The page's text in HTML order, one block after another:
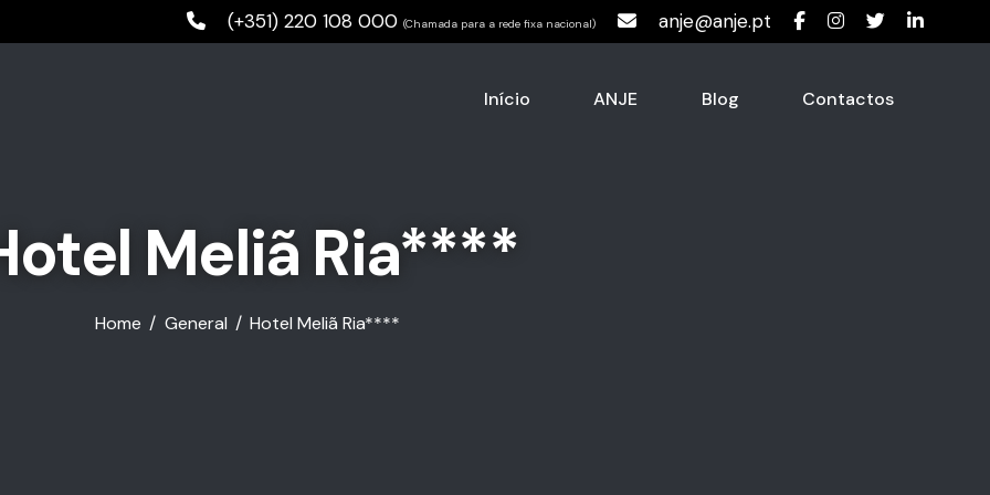
(+351) 220 108 000 (Chamada para a rede fixa nacional) anje@anje.pt
Início ANJE Blog Contactos
Meliã Ria****
Home General Hotel Meliã Ria****